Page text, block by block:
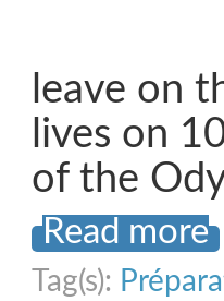
leave on
lives on
of the
Read more
Tag(s):